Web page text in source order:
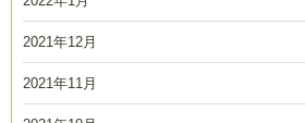
2021年12月
2021年11月